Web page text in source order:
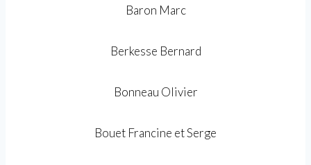
Baron Marc
Berkesse Bernard
Bonneau Olivier
Bouet Francine et Serge